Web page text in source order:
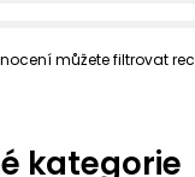
můžete filtrovat
kategorie